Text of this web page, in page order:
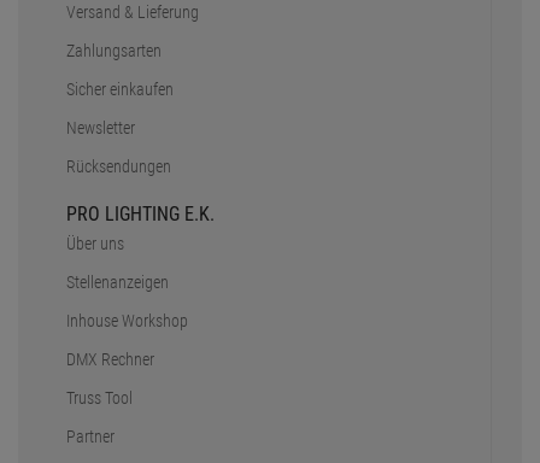
Versand & Lieferung
Zahlungsarten
Sicher einkaufen
Newsletter
Rücksendungen
PRO LIGHTING E.K.
Über uns
Stellenanzeigen
Inhouse Workshop
DMX Rechner
Truss Tool
Partner